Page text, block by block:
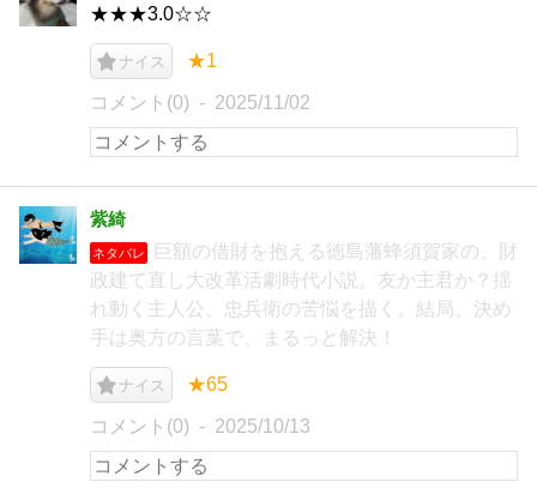
★★★3.0☆☆
ナイス ★1
コメント(0) 2025/11/02
紫綺
ネタバレ
巨額の借財を抱える徳島藩蜂須賀家の、財
政建て直し大改革活劇時代小説。友か主君か？揺
れ動く主人公、忠兵衛の苦悩を描く。結局、決め
手は奥方の言葉で、まるっと解決！
ナイス ★65
コメント(0) 2025/10/13